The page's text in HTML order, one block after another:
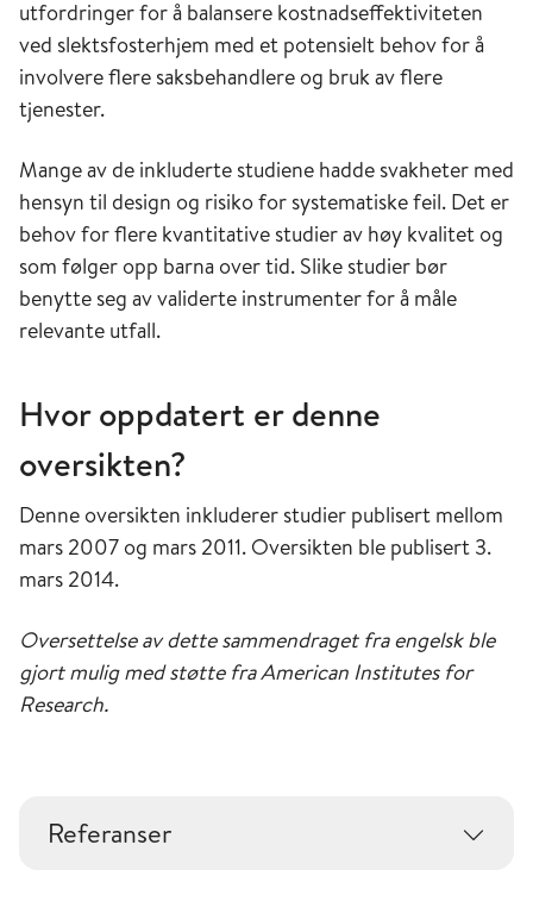
utfordringer for å balansere kostnadseffektiviteten
ved slektsfosterhjem med et potensielt behov for å
involvere flere saksbehandlere og bruk av flere
tjenester.
Mange av de inkluderte studiene hadde svakheter med
hensyn til design og risiko for systematiske feil. Det er
behov for flere kvantitative studier av høy kvalitet og
som følger opp barna over tid. Slike studier bør
benytte seg av validerte instrumenter for å måle
relevante utfall.
Hvor oppdatert er denne
oversikten?
Denne oversikten inkluderer studier publisert mellom
mars 2007 og mars 2011. Oversikten ble publisert 3.
mars 2014.
Oversettelse av dette sammendraget fra engelsk ble
gjort mulig med støtte fra American Institutes for
Research.
Referanser